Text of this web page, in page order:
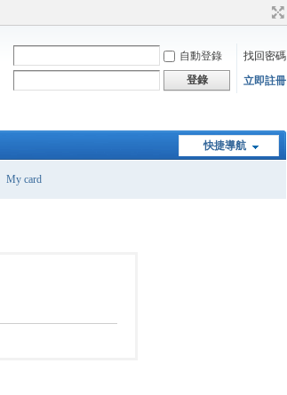
自動登錄
找回密碼
登錄 立即註冊
快捷導航
My card